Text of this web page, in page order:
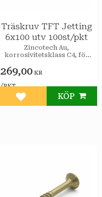
Träskruv TFT Jetting
6x100 utv 100st/pkt
Zincotech Au,
korrosivitetsklass C4, för
269,00 KR
/PKT
Lägg till i favoriter
KÖP